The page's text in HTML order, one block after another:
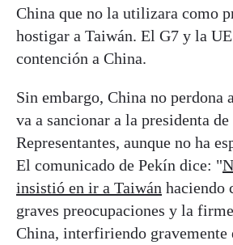
China que no la utilizara como
hostigar a Taiwán. El G7 y la
contención a China.
Sin embargo, China no perdona
va a sancionar a la presidenta
Representantes, aunque no ha
El comunicado de Pekín dice: "
insistió en ir a Taiwán haciendo
graves preocupaciones y la
China, interfiriendo gravemente